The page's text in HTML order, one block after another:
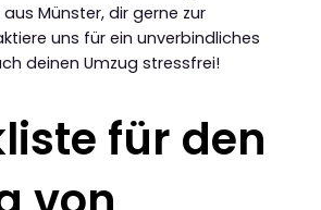
aus Münster, dir gerne zur
uns für ein unverbindliches
deinen Umzug stressfrei!
für den